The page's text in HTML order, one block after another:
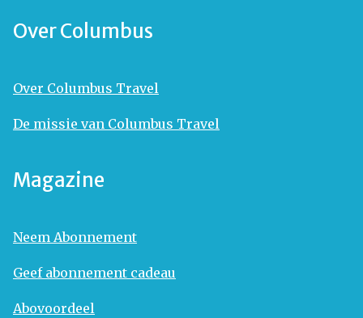
Over Columbus
Over Columbus Travel
De missie van Columbus Travel
Magazine
Neem Abonnement
Geef abonnement cadeau
Abovoordeel